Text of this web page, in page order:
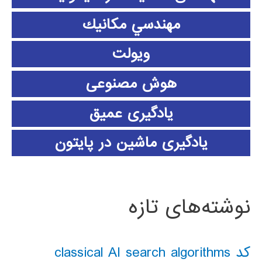
مهندسي مكانيك
ویولت
هوش مصنوعی
یادگیری عمیق
یادگیری ماشین در پایتون
نوشته‌های تازه
کد classical AI search algorithms